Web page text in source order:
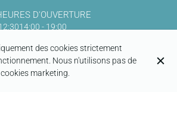
D'OUVERTURE
14:00 - 19:00
14:00 - 19:00
- 12:3014:00 - 19:00
14:00 - 19:00
des cookies strictement
Nous n'utilisons pas de
marketing.